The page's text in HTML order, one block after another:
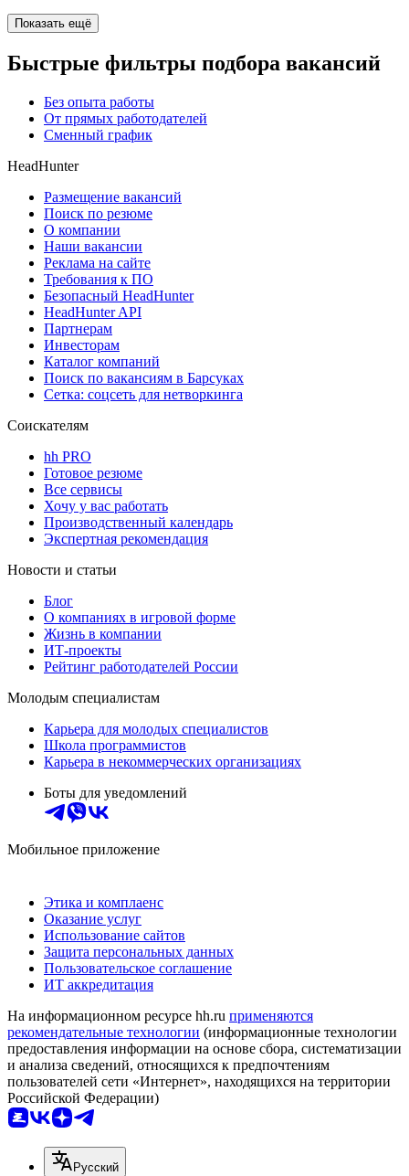
Показать ещё
Быстрые фильтры подбора вакансий
Без опыта работы
От прямых работодателей
Сменный график
HeadHunter
Размещение вакансий
Поиск по резюме
О компании
Наши вакансии
Реклама на сайте
Требования к ПО
Безопасный HeadHunter
HeadHunter API
Партнерам
Инвесторам
Каталог компаний
Поиск по вакансиям в Барсуках
Сетка: соцсеть для нетворкинга
Соискателям
hh PRO
Готовое резюме
Все сервисы
Хочу у вас работать
Производственный календарь
Экспертная рекомендация
Новости и статьи
Блог
О компаниях в игровой форме
Жизнь в компании
ИТ-проекты
Рейтинг работодателей России
Молодым специалистам
Карьера для молодых специалистов
Школа программистов
Карьера в некоммерческих организациях
Боты для уведомлений
Мобильное приложение
Этика и комплаенс
Оказание услуг
Использование сайтов
Защита персональных данных
Пользовательское соглашение
ИТ аккредитация
На информационном ресурсе hh.ru применяются
рекомендательные технологии (информационные технологии
предоставления информации на основе сбора, систематизации
и анализа сведений, относящихся к предпочтениям
пользователей сети «Интернет», находящихся на территории
Российской Федерации)
Русский